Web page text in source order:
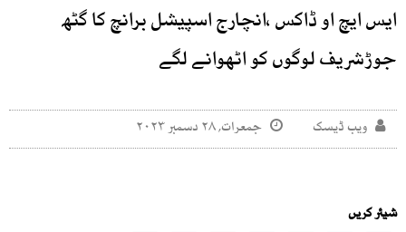
ایس ایچ او ڈاکس ،انچارج اسپیشل برانچ کا گٹھ
جوڑشریف لوگوں کو اٹھوانے لگے
ویب ڈیسک جمعرات, ۲۸ دسمبر ۲۰۲۳
شیئر کریں